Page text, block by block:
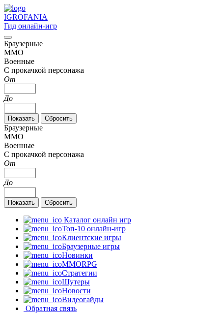
IGROFANIA
Гид онлайн-игр
Браузерные
MMO
Военные
С прокачкой персонажа
От
До
Браузерные
MMO
Военные
С прокачкой персонажа
От
До
Каталог онлайн игр
Топ-10 онлайн-игр
Клиентские игры
Браузерные игры
Новинки
MMORPG
Стратегии
Шутеры
Новости
Видеогайды
Обратная связь